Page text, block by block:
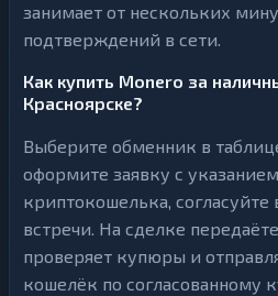
занимает от нескольких
подтверждений в сети.
Как купить Monero за
Красноярске?
Выберите обменник в
оформите заявку с
криптокошелька, согласуйте
встречи. На сделке
проверяет купюры и
кошелёк по согласованному